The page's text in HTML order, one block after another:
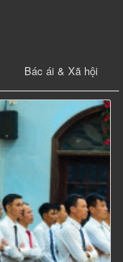
Bác ái & Xã hội